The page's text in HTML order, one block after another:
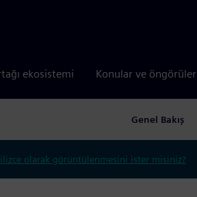
ekosistemi Konular ve öngörüler
Genel Bakış
olarak görüntülenmesini ister misiniz?